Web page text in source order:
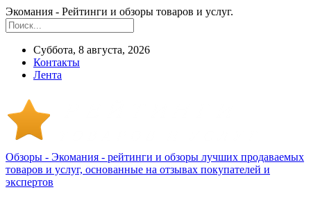
Экомания - Рейтинги и обзоры товаров и услуг.
Суббота, 8 августа, 2026
Контакты
Лента
Обзоры - Экомания - рейтинги и обзоры лучших продаваемых
товаров и услуг, основанные на отзывах покупателей и
экспертов